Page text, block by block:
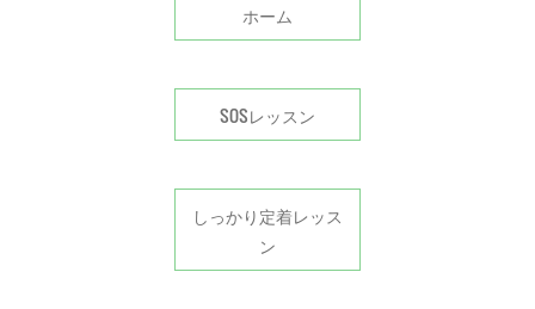
ホーム
SOSレッスン
しっかり定着レッス
ン